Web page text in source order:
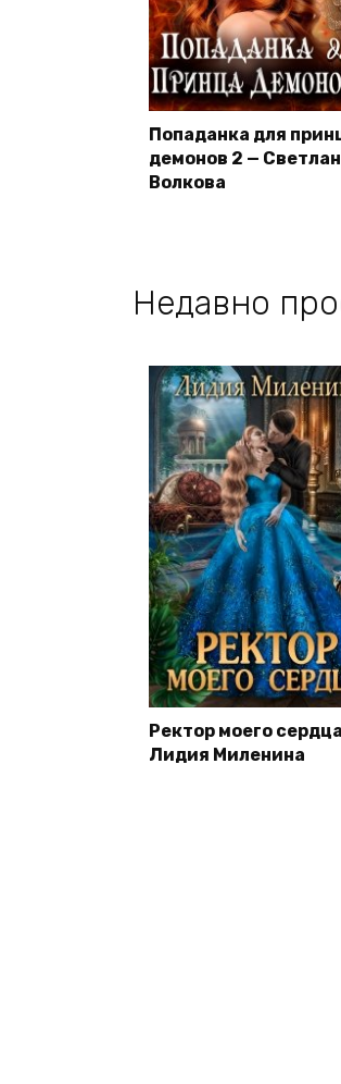
Попаданка для
демонов 2 —
Волкова
Недавно
Ректор моего
Лидия Миленина